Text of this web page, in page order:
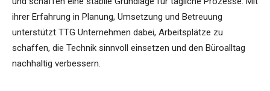
ihrer Erfahrung in Planung, Umsetzung und Betreuung
unterstützt TTG Unternehmen dabei, Arbeitsplätze zu
schaffen, die Technik sinnvoll einsetzen und den Büroalltag
nachhaltig verbessern.